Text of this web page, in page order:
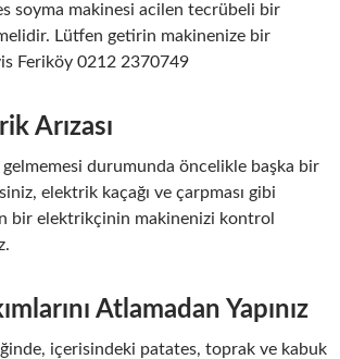
soyma makinesi acilen tecrübeli bir
Lütfen getirin makinenize bir
Feriköy 0212 2370749
Arızası
durumunda öncelikle başka bir
elektrik kaçağı ve çarpması gibi
bir elektrikçinin makinenizi kontrol
Atlamadan Yapınız
içerisindeki patates, toprak ve kabuk